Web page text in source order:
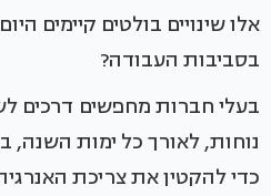
אלו שינויים בולטים קיימים
בסביבות העבודה?
בעלי חברות מחפשים דרכים
נוחות, לאורך כל ימות השנה,
כדי להקטין את צריכת